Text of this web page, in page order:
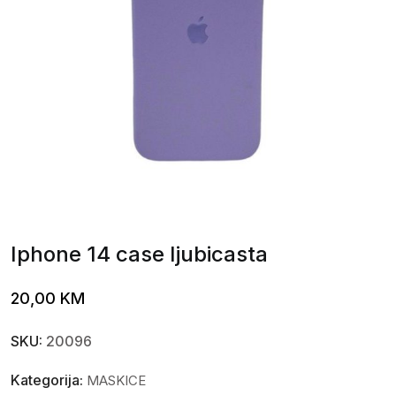
Iphone 14 case ljubicasta
20,00 KM
SKU: 20096
Kategorija: MASKICE